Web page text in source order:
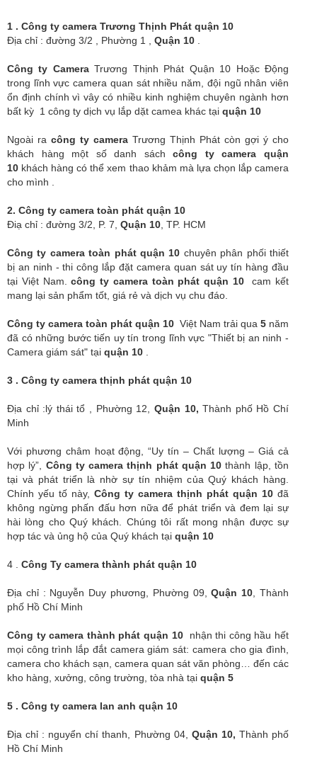
1 . Công ty camera Trương Thịnh Phát quận 10
Địa chỉ : đường 3/2 , Phường 1 , Quận 10
Công ty CameraTrương Thịnh Phát Quận 10 Hoặc Động
trong lĩnh vực camera quan sát nhiều năm, đội ngũ nhân viên
ổn định chính vì vây có nhiều kinh nghiệm chuyên ngành hơn
bất kỳ 1 công ty dịch vụ lắp dặt camea khác tại quận 10
Ngoài ra công ty camera Trương Thịnh Phát còn gợi ý cho
khách hàng một số danh sáchcông ty camera quận
10 khách hàng có thể xem thao khảm mà lựa chọn lắp camera
cho mình .
2. Công ty camera toàn phát quận 10
Điạ chỉ : đường 3/2, P. 7, Quận 10 , TP. HCM
Công ty camera toàn phát quận 10 chuyên phân phối thiết
bị an ninh - thi công lắp đặt camera quan sát uy tín hàng đầu
tại Việt Nam.công ty camera toàn phát quận 10cam kết
mang lại sản phẩm tốt, giá rẻ và dịch vụ chu đáo.
Công ty camera toàn phát quận 10 Việt Nam trải qua 5 năm
đã có những bước tiến uy tín trong lĩnh vực "Thiết bị an ninh -
Camera giám sát" tại quận 10
3 . Công ty camera thịnh phát quận 10
Địa chỉ :lý thái tổ , Phường 12, Quận 10, Thành phố Hồ Chí
Minh
Với phương châm hoạt động, “Uy tín – Chất lượng – Giá cả
hợp lý”, Công tycamera thịnh phát quận 10 thành lập, tồn
tại và phát triển là nhờ sự tín nhiệm của Quý khách hàng.
Chính yếu tố này, Công ty camera thịnh phát quận 10 đã
không ngừng phấn đấu hơn nữa để phát triển và đem lại sự
hài lòng cho Quý khách. Chúng tôi rất mong nhận được sự
hợp tác và ủng hộ của Quý khách tại quận 10
4 . Công Ty camera thành phát quận 10
Địa chỉ : Nguyễn Duy phương, Phường 09,Quận 10 , Thành
phố Hồ Chí Minh
Công tycamera thành phát quận 10nhận thi công hầu hết
mọi công trình lắp đắt camera giám sát: camera cho gia đình,
camera cho khách sạn, camera quan sát văn phòng… đến các
kho hàng, xưởng, công trường, tòa nhà tại quận 5
5 . Công ty camera lan anh quận 10
Địa chỉ : nguyển chí thanh, Phường 04, Quận 10, Thành phố
Hồ Chí Minh